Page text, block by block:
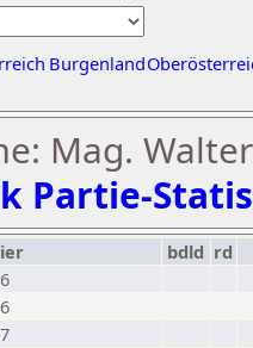
Burgenland
Mag.
Partie-
bdld rd